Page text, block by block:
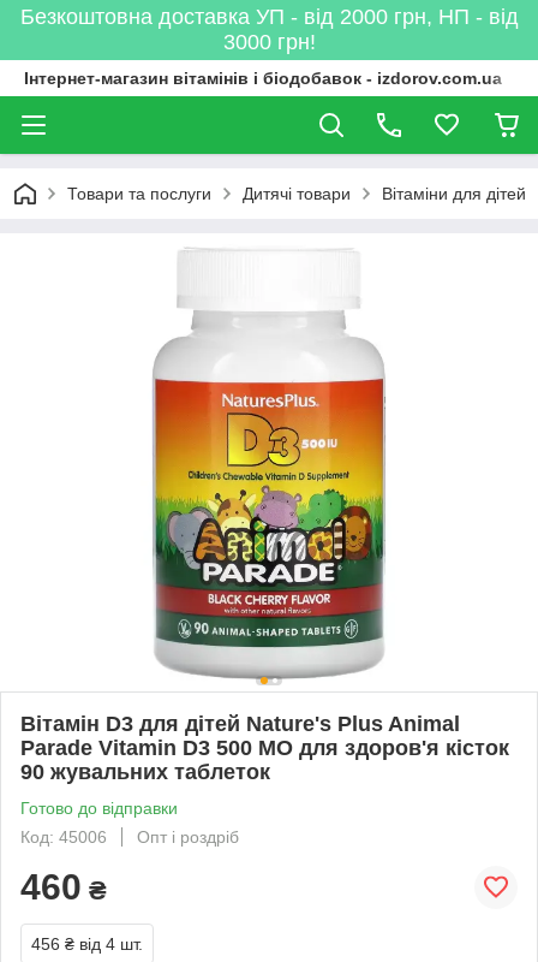
Безкоштовна доставка УП - від 2000 грн, НП - від
3000 грн!
Інтернет-магазин вітамінів і біодобавок - izdorov.com.ua
Товари та послуги Дитячі товари Вітаміни для дітей
Вітамін D3 для дітей Nature's Plus Animal
Parade Vitamin D3 500 МО для здоров'я кісток
90 жувальних таблеток
Готово до відправки
Код: 45006
Опт і роздріб
460 ₴
456 ₴ від 4 шт.